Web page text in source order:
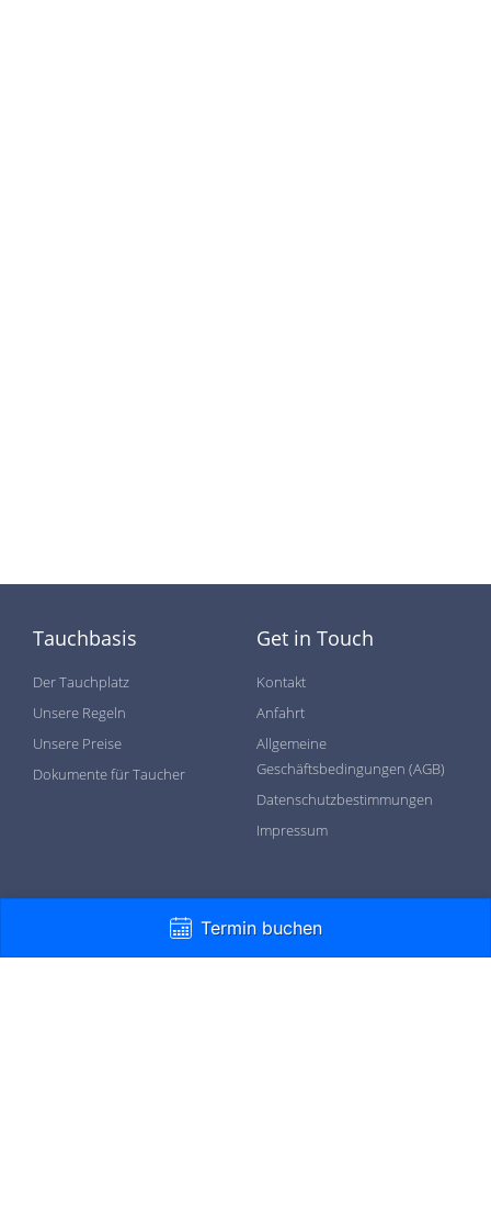
Tauchbasis
Der Tauchplatz
Unsere Regeln
Unsere Preise
Dokumente für Taucher
Get in Touch
Kontakt
Anfahrt
Allgemeine
Geschäftsbedingungen (AGB)
Datenschutzbestimmungen
Impressum
Follow Us
Termin buchen